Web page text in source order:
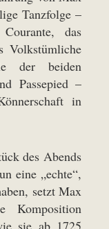
Tanzfolge –
das
Volkstümliche
der beiden
Passepied –
in
des Abends
eine „echte“,
setzt Max
Komposition
sie ab 1725